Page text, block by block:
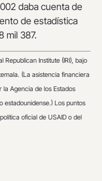
daba cuenta de
de estadística
mil 387.
Republican Institute (IRI), bajo
(La asistencia financiera
Agencia de los Estados
estadounidense.) Los puntos
oficial de USAID o del